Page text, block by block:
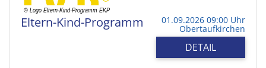
Eltern-Kind-Programm 01.09.2026 09:00 Uhr
Obertaufkirchen
DETAIL